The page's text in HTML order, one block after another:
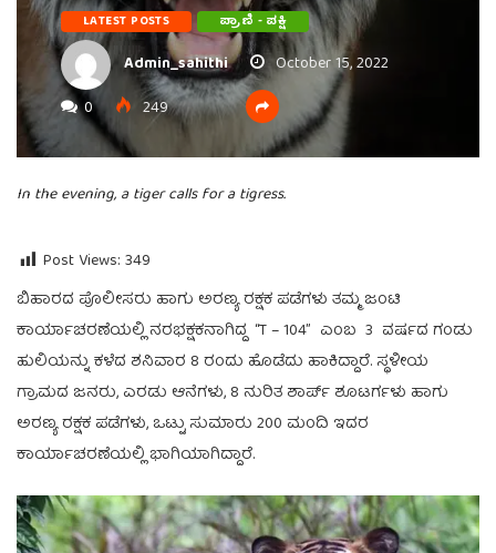
LATEST POSTS ಪ್ರಾಣಿ - ಪಕ್ಷಿ
Admin_sahithi
October 15, 2022
0
249
In the evening, a tiger calls for a tigress.
Post Views: 349
ಬಿಹಾರದ ಪೊಲೀಸರು ಹಾಗು ಅರಣ್ಯ ರಕ್ಷಕ ಪಡೆಗಳು ತಮ್ಮ ಜಂಟಿ
ಕಾರ್ಯಾಚರಣೆಯಲ್ಲಿ ನರಭಕ್ಷಕನಾಗಿದ್ದ “T – 104” ಎಂಬ 3 ವರ್ಷದ ಗಂಡು
ಹುಲಿಯನ್ನು ಕಳೆದ ಶನಿವಾರ 8 ರಂದು ಹೊಡೆದು ಹಾಕಿದ್ದಾರೆ. ಸ್ಥಳೀಯ
ಗ್ರಾಮದ ಜನರು, ಎರಡು ಆನೆಗಳು, 8 ನುರಿತ ಶಾರ್ಪ್ ಶೂಟರ್ಗಳು ಹಾಗು
ಅರಣ್ಯ ರಕ್ಷಕ ಪಡೆಗಳು, ಒಟ್ಟು ಸುಮಾರು 200 ಮಂದಿ ಇದರ
ಕಾರ್ಯಾಚರಣೆಯಲ್ಲಿ ಭಾಗಿಯಾಗಿದ್ದಾರೆ.